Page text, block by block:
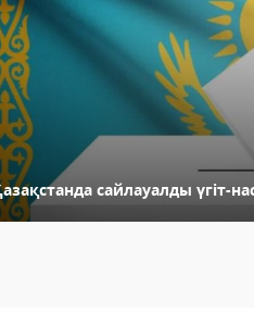
сайлауалды үгіт-